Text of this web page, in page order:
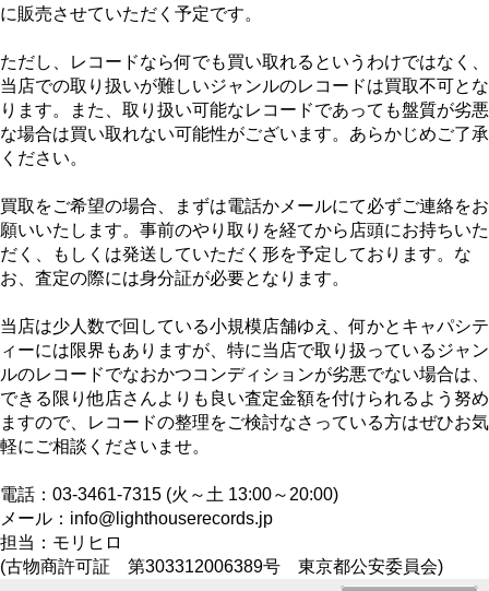
に販売させていただく予定です。
ただし、レコードなら何でも買い取れるというわけではなく、
当店での取り扱いが難しいジャンルのレコードは買取不可とな
ります。また、取り扱い可能なレコードであっても盤質が劣悪
な場合は買い取れない可能性がございます。あらかじめご了承
ください。
買取をご希望の場合、まずは電話かメールにて必ずご連絡をお
願いいたします。事前のやり取りを経てから店頭にお持ちいた
だく、もしくは発送していただく形を予定しております。な
お、査定の際には身分証が必要となります。
当店は少人数で回している小規模店舗ゆえ、何かとキャパシテ
ィーには限界もありますが、特に当店で取り扱っているジャン
ルのレコードでなおかつコンディションが劣悪でない場合は、
できる限り他店さんよりも良い査定金額を付けられるよう努め
ますので、レコードの整理をご検討なさっている方はぜひお気
軽にご相談くださいませ。
電話：03-3461-7315 (火～土 13:00～20:00)
メール：info@lighthouserecords.jp
担当：モリヒロ
(古物商許可証 第303312006389号 東京都公安委員会)